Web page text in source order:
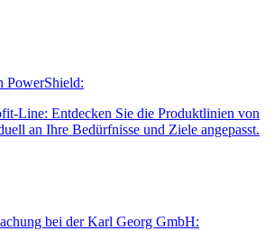
PowerShield:
Line: Entdecken Sie die Produktlinien von
an Ihre Bedürfnisse und Ziele angepasst.
bei der Karl Georg GmbH: